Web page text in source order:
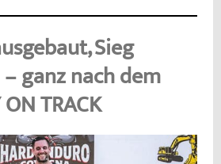
Sieg
ganz nach dem
TRACK